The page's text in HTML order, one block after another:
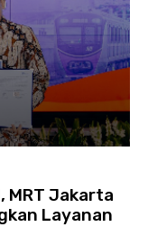
MRT Jakarta
Layanan